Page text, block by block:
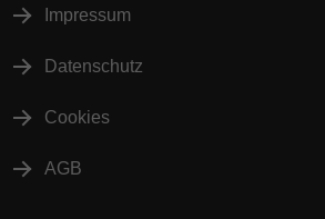
Impressum
Datenschutz
Cookies
AGB